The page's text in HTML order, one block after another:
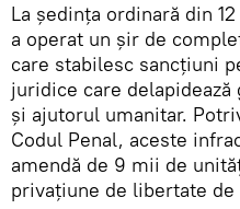
La ședința ordinară din
a operat un şir de
care stabilesc sancţiuni
juridice care
și ajutorul umanitar.
Codul Penal, aceste
amendă de 9 mii de
privațiune de libertate de